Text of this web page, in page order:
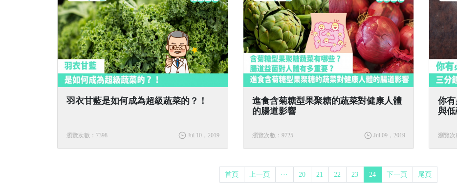
羽衣甘藍是如何成為超級蔬菜的？！
瀏覽次數：7398 Jul 10，2019
進食含菊糖型果聚糖的蔬菜對健康人體
的腸道影響
瀏覽次數：9725 Jul 09，2019
你
與
瀏覽次
首頁 上一頁 ··· 20 21 22 23 24 下一頁 尾頁